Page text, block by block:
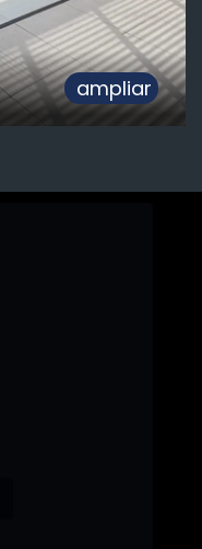
ampliar